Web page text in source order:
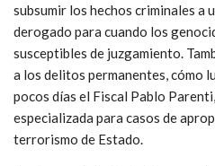
subsumir los hechos criminales a
derogado para cuando los
susceptibles de juzgamiento.
a los delitos permanentes, cómo
pocos días el Fiscal Pablo
especializada para casos de
terrorismo de Estado.